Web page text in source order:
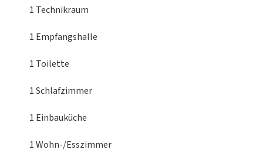
1 Technikraum
1 Empfangshalle
1 Toilette
1 Schlafzimmer
1 Einbauküche
1 Wohn-/Esszimmer